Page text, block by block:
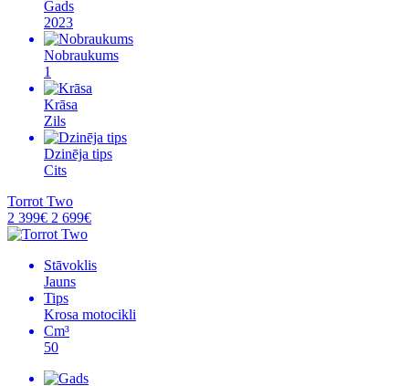
Gads
2023
Nobraukums
1
Krāsa
Zils
Dzinēja tips
Cits
Torrot Two
2 399€ 2 699€
Stāvoklis
Jauns
Tips
Krosa motocikli
Cm³
50